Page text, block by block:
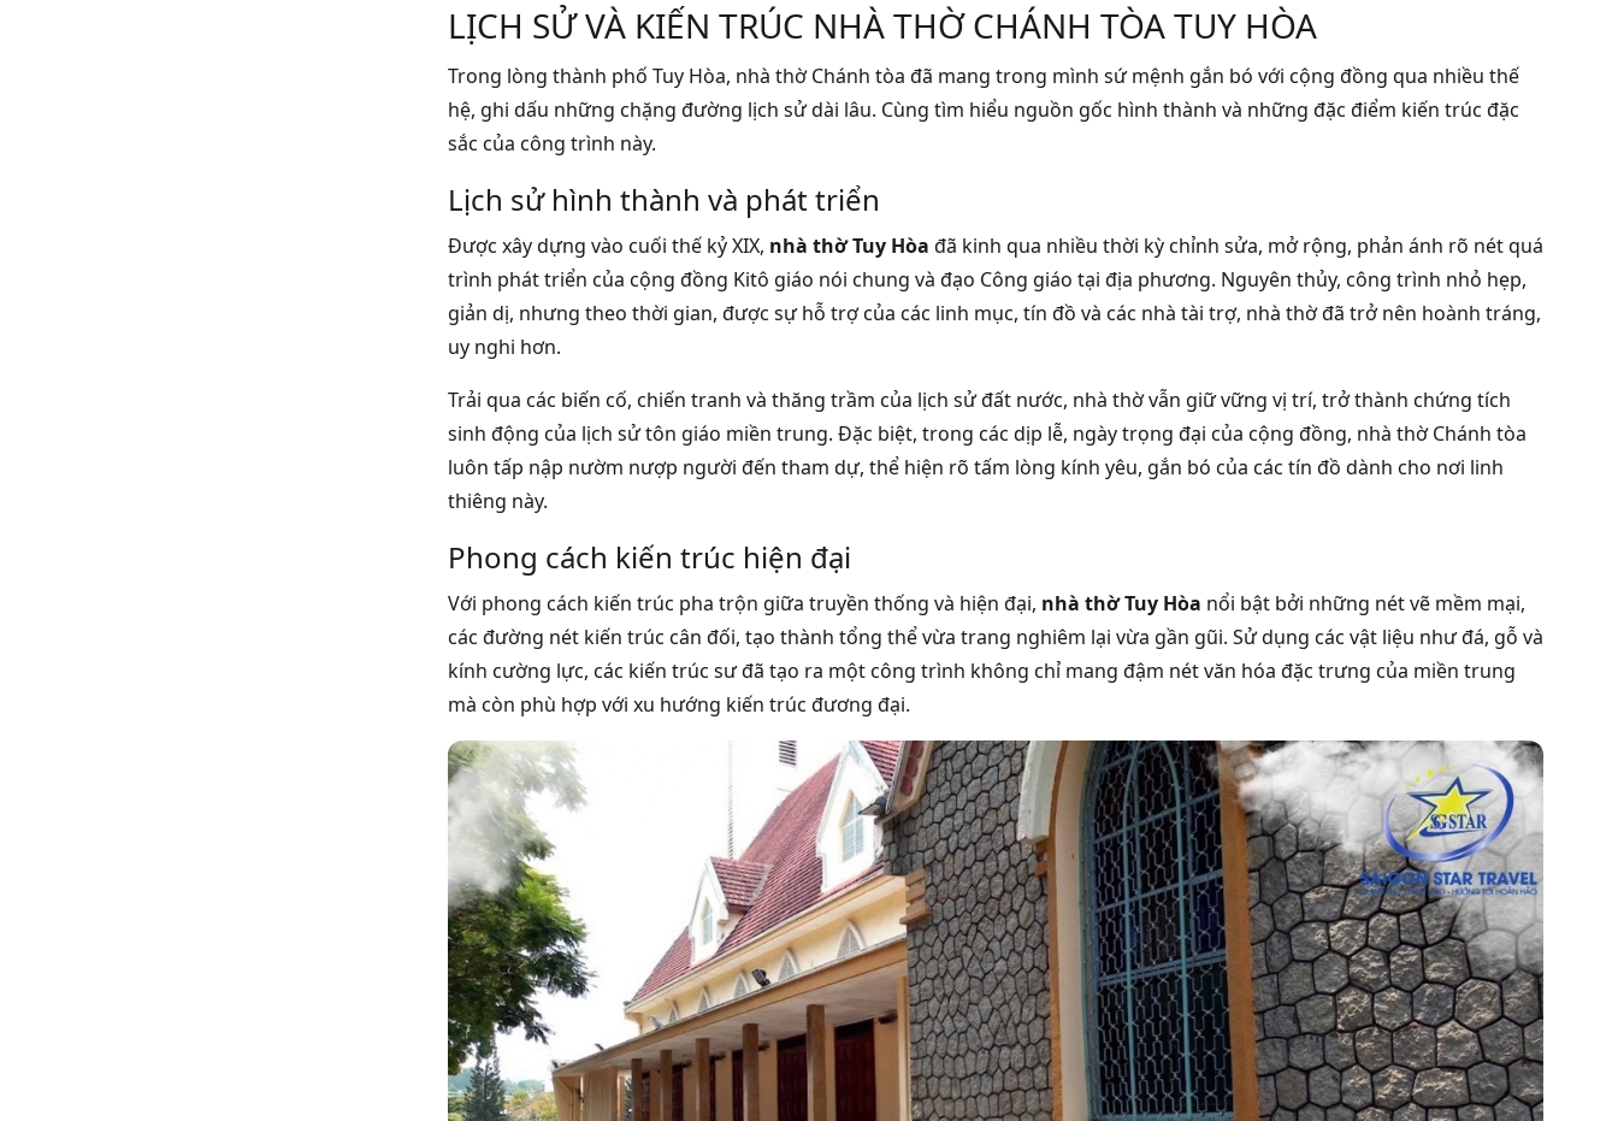
LỊCH SỬ VÀ KIẾN TRÚC NHÀ THỜ CHÁNH TÒA TUY HÒA
Trong lòng thành phố Tuy Hòa, nhà thờ Chánh tòa đã mang trong mình sứ mệnh gắn bó với cộng đồng qua nhiều thế
hệ, ghi dấu những chặng đường lịch sử dài lâu. Cùng tìm hiểu nguồn gốc hình thành và những đặc điểm kiến trúc đặc
sắc của công trình này.
Lịch sử hình thành và phát triển
Được xây dựng vào cuối thế kỷ XIX, nhà thờ Tuy Hòa đã kinh qua nhiều thời kỳ chỉnh sửa, mở rộng, phản ánh rõ nét quá
trình phát triển của cộng đồng Kitô giáo nói chung và đạo Công giáo tại địa phương. Nguyên thủy, công trình nhỏ hẹp,
giản dị, nhưng theo thời gian, được sự hỗ trợ của các linh mục, tín đồ và các nhà tài trợ, nhà thờ đã trở nên hoành tráng,
uy nghi hơn.
Trải qua các biến cố, chiến tranh và thăng trầm của lịch sử đất nước, nhà thờ vẫn giữ vững vị trí, trở thành chứng tích
sinh động của lịch sử tôn giáo miền trung. Đặc biệt, trong các dịp lễ, ngày trọng đại của cộng đồng, nhà thờ Chánh tòa
luôn tấp nập nườm nượp người đến tham dự, thể hiện rõ tấm lòng kính yêu, gắn bó của các tín đồ dành cho nơi linh
thiêng này.
Phong cách kiến trúc hiện đại
Với phong cách kiến trúc pha trộn giữa truyền thống và hiện đại, nhà thờ Tuy Hòa nổi bật bởi những nét vẽ mềm mại,
các đường nét kiến trúc cân đối, tạo thành tổng thể vừa trang nghiêm lại vừa gần gũi. Sử dụng các vật liệu như đá, gỗ và
kính cường lực, các kiến trúc sư đã tạo ra một công trình không chỉ mang đậm nét văn hóa đặc trưng của miền trung
mà còn phù hợp với xu hướng kiến trúc đương đại.